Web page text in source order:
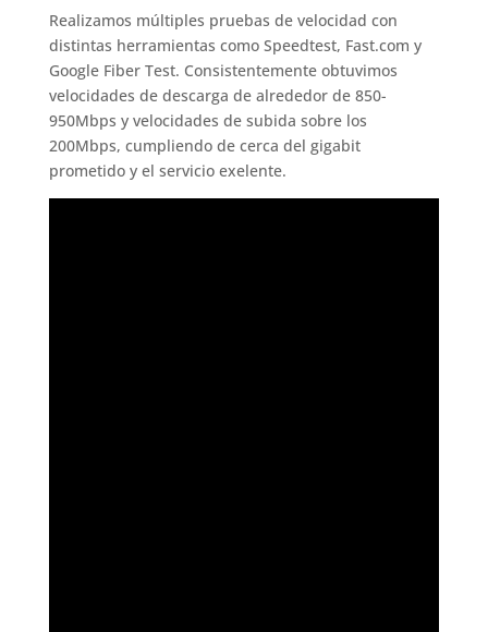
Realizamos múltiples pruebas de velocidad con
distintas herramientas como Speedtest, Fast.com y
Google Fiber Test. Consistentemente obtuvimos
velocidades de descarga de alrededor de 850-
950Mbps y velocidades de subida sobre los
200Mbps, cumpliendo de cerca del gigabit
prometido y el servicio exelente.